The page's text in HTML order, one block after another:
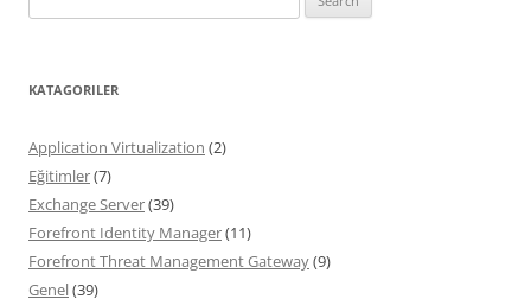
for:
KATAGORILER
Application Virtualization (2)
Eğitimler(7)
Exchange Server(39)
Forefront Identity Manager(11)
Forefront Threat Management Gateway(9)
Genel(39)